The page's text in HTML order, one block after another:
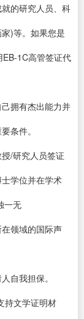
的研究人员、科
)等。如果您是
1C高管签证代
拥有杰出能力并
条件。
/研究人员签证
学位并在学术
一无
领域的国际声
自我担保。
持文学证明材